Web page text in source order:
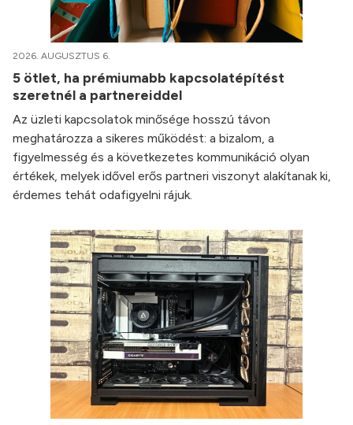
2026. AUGUSZTUS 6.
5 ötlet, ha prémiumabb kapcsolatépítést
szeretnél a partnereiddel
Az üzleti kapcsolatok minősége hosszú távon
meghatározza a sikeres működést: a bizalom, a
figyelmesség és a következetes kommunikáció olyan
értékek, melyek idővel erős partneri viszonyt alakítanak ki,
érdemes tehát odafigyelni rájuk.